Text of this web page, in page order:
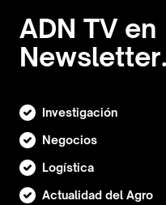
ADN TV en
Newsletter.
Investigación
Negocios
Logística
Actualidad del Agro